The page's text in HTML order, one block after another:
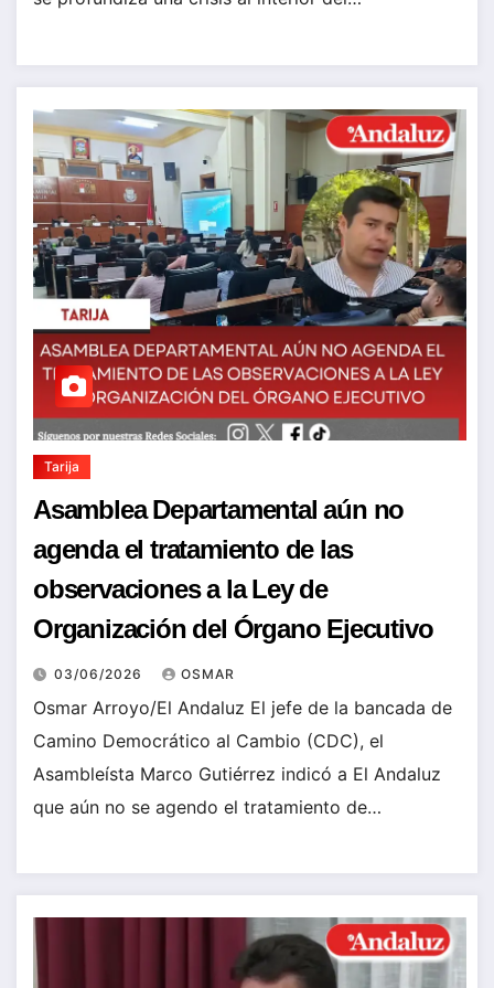
Tarija
Asamblea Departamental aún no
agenda el tratamiento de las
observaciones a la Ley de
Organización del Órgano Ejecutivo
03/06/2026 OSMAR
Osmar Arroyo/El Andaluz El jefe de la bancada de
Camino Democrático al Cambio (CDC), el
Asambleísta Marco Gutiérrez indicó a El Andaluz
que aún no se agendo el tratamiento de…